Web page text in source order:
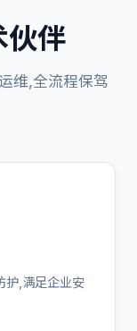
伙伴
维,全流程保驾
护,满足企业安